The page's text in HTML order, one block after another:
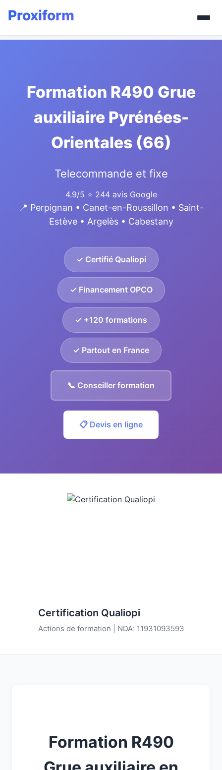
Formation R490 Grue
auxiliaire Pyrénées-
Orientales (66)
Telecommande et fixe
4.9/5 ⭐ 244 avis Google
📍 Perpignan • Canet-en-Roussillon • Saint-
Estève • Argelès • Cabestany
✓ Certifié Qualiopi
✓ Financement OPCO
✓ +120 formations
✓ Partout en France
📞 Conseiller formation
📋 Devis en ligne
Certification Qualiopi
Actions de formation | NDA: 11931093593
Formation R490